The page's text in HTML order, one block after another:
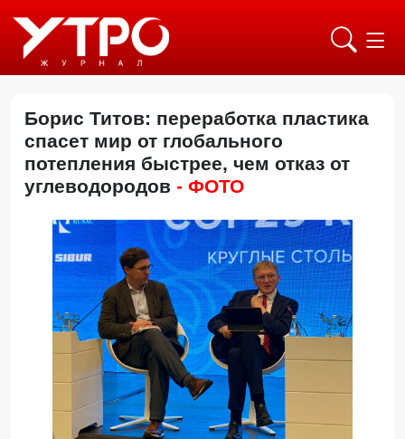
Борис Титов: переработка пластика
спасет мир от глобального
потепления быстрее, чем отказ от
углеводородов - ФОТО